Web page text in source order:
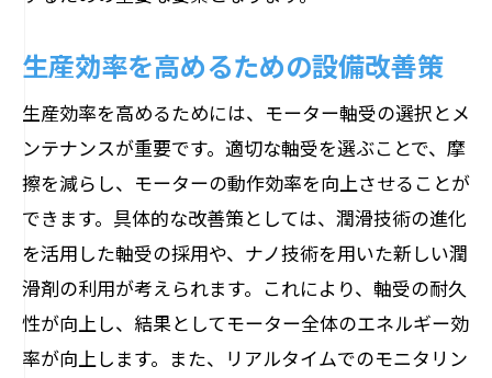
生産効率を高めるための設備改善策
生産効率を高めるためには、モーター軸受の選択とメ
ンテナンスが重要です。適切な軸受を選ぶことで、摩
擦を減らし、モーターの動作効率を向上させることが
できます。具体的な改善策としては、潤滑技術の進化
を活用した軸受の採用や、ナノ技術を用いた新しい潤
滑剤の利用が考えられます。これにより、軸受の耐久
性が向上し、結果としてモーター全体のエネルギー効
率が向上します。また、リアルタイムでのモニタリン